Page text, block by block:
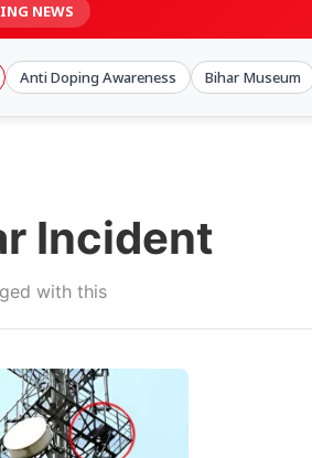
NEWS
Anti Doping Awareness Bihar Museum
Incident
with this